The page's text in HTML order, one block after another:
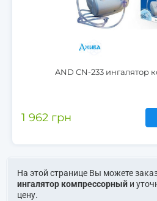
AND CN-233 ингалятор
1 962 грн
На этой странице Вы можете
ингалятор компрессорный и
цену.